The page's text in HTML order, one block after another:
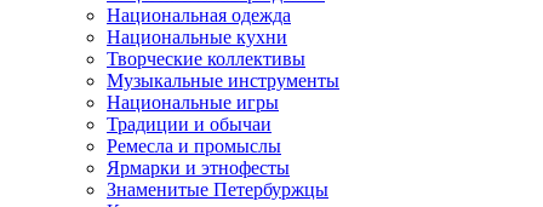
Национальная одежда
Национальные кухни
Творческие коллективы
Музыкальные инструменты
Национальные игры
Традиции и обычаи
Ремесла и промыслы
Ярмарки и этнофесты
Знаменитые Петербуржцы